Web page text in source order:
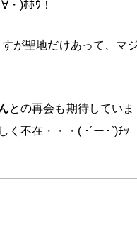
)ﾎﾎｳ！
すが聖地だけあって、マ
との再会も期待していま
不在・・・( ･´ー･`)ﾁｯ